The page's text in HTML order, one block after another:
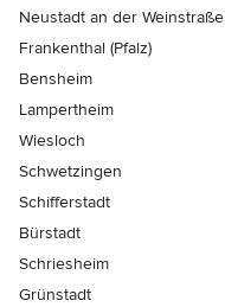
Neustadt an der Weinstraße
Frankenthal (Pfalz)
Bensheim
Lampertheim
Wiesloch
Schwetzingen
Schifferstadt
Bürstadt
Schriesheim
Grünstadt